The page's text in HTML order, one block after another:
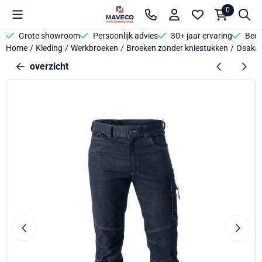
Cookievoorkeuren zijn beschikbaar. Kies instellingen of sta alle
0
Grote showroom Persoonlijk advies 30+ jaar ervaring
Home / Kleding / Werkbroeken / Broeken zonder kniestukken / Osaka
overzicht